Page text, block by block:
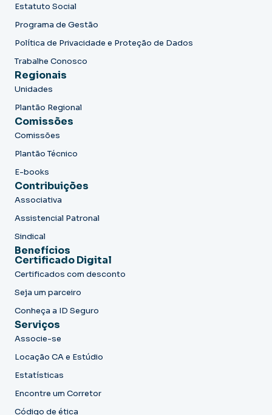
Estatuto Social
Programa de Gestão
Política de Privacidade e Proteção de Dados
Trabalhe Conosco
Regionais
Unidades
Plantão Regional
Comissões
Comissões
Plantão Técnico
E-books
Contribuições
Associativa
Assistencial Patronal
Sindical
Benefícios
Certificado Digital
Certificados com desconto
Seja um parceiro
Conheça a ID Seguro
Serviços
Associe-se
Locação CA e Estúdio
Estatísticas
Encontre um Corretor
Código de ética